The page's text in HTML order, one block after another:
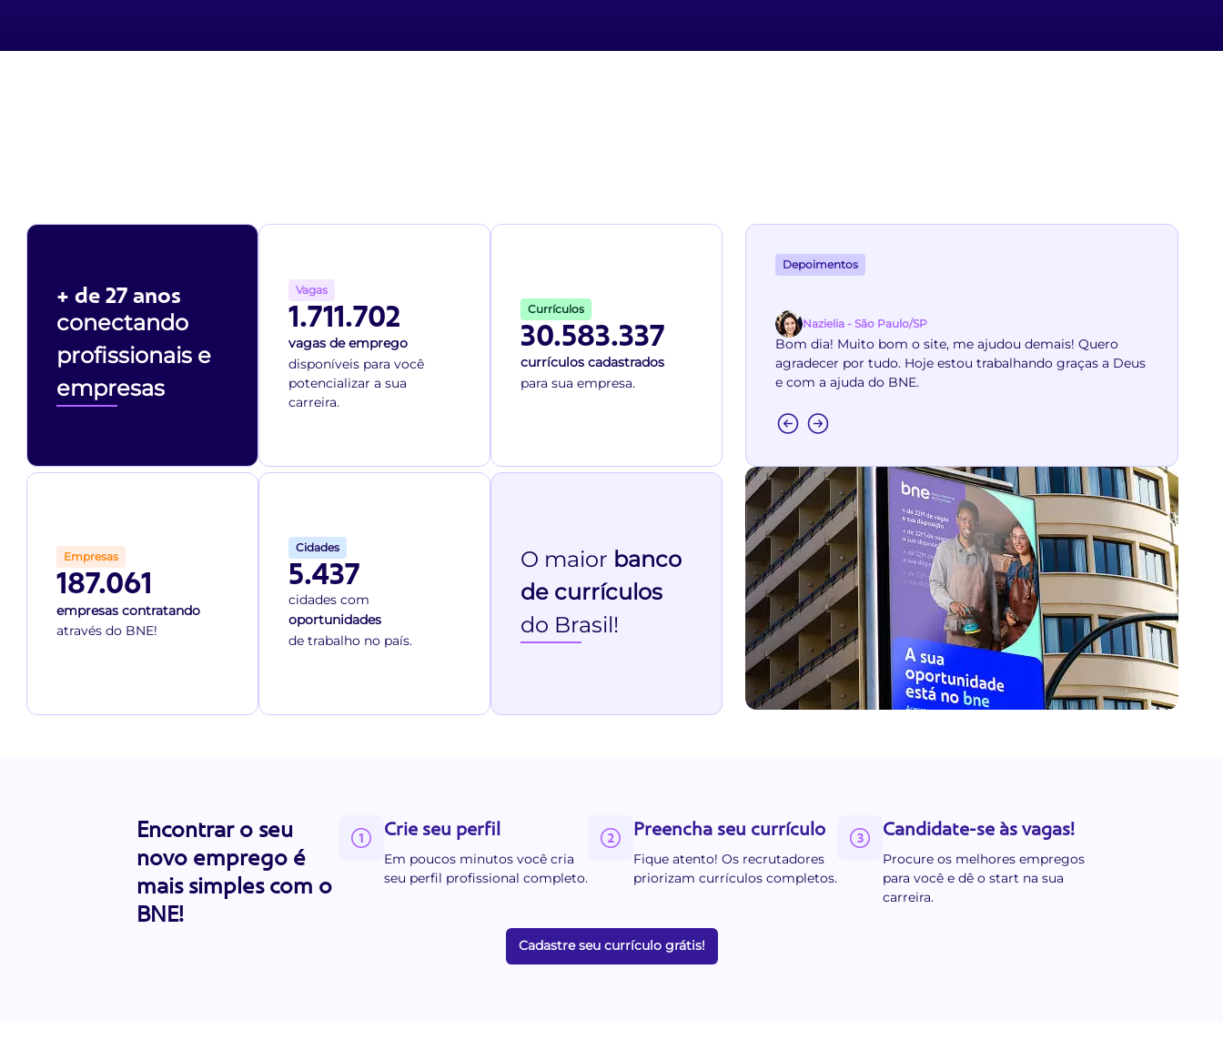
+ de 27 anos
conectando
profissionais e
empresas
Vagas
1.711.702
vagas de emprego
disponíveis para você
potencializar a sua
carreira.
Currículos
30.583.337
currículos cadastrados
para sua empresa.
Empresas
187.061
empresas contratando
através do BNE!
Cidades
5.437
cidades com
oportunidades
de trabalho no país.
O maior banco
de currículos
do Brasil!
Depoimentos
Nazielia - São Paulo/SP
Bom dia! Muito bom o site, me ajudou demais! Quero
agradecer por tudo. Hoje estou trabalhando graças a Deus
e com a ajuda do BNE.
Encontrar o seu
novo emprego é
mais simples com o
BNE!
Crie seu perfil
Em poucos minutos você cria
seu perfil profissional completo.
Preencha seu currículo
Fique atento! Os recrutadores
priorizam currículos completos.
Candidate-se às vagas!
Procure os melhores empregos
para você e dê o start na sua
carreira.
Cadastre seu currículo grátis!